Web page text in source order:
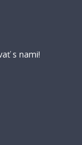
s nami!